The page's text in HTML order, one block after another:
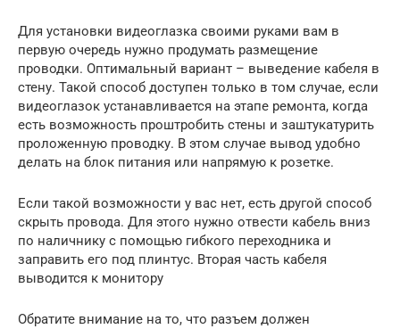
Для установки видеоглазка своими руками вам в
первую очередь нужно продумать размещение
проводки. Оптимальный вариант – выведение кабеля в
стену. Такой способ доступен только в том случае, если
видеоглазок устанавливается на этапе ремонта, когда
есть возможность проштробить стены и заштукатурить
проложенную проводку. В этом случае вывод удобно
делать на блок питания или напрямую к розетке.
Если такой возможности у вас нет, есть другой способ
скрыть провода. Для этого нужно отвести кабель вниз
по наличнику с помощью гибкого переходника и
заправить его под плинтус. Вторая часть кабеля
выводится к монитору
Обратите внимание на то, что разъем должен